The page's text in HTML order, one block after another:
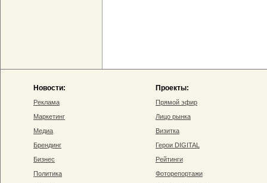
Новости:
Реклама
Маркетинг
Медиа
Брендинг
Бизнес
Политика
Проекты:
Прямой эфир
Лицо рынка
Визитка
Герои DIGITAL
Рейтинги
Фоторепортажи